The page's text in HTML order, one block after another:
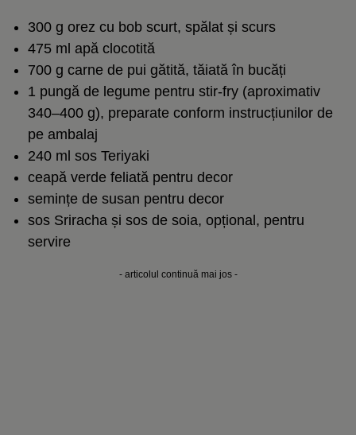
300 g orez cu bob scurt, spălat și scurs
475 ml apă clocotită
700 g carne de pui gătită, tăiată în bucăți
1 pungă de legume pentru stir-fry (aproximativ
340–400 g), preparate conform instrucțiunilor de
pe ambalaj
240 ml sos Teriyaki
ceapă verde feliată pentru decor
semințe de susan pentru decor
sos Sriracha și sos de soia, opțional, pentru
servire
- articolul continuă mai jos -